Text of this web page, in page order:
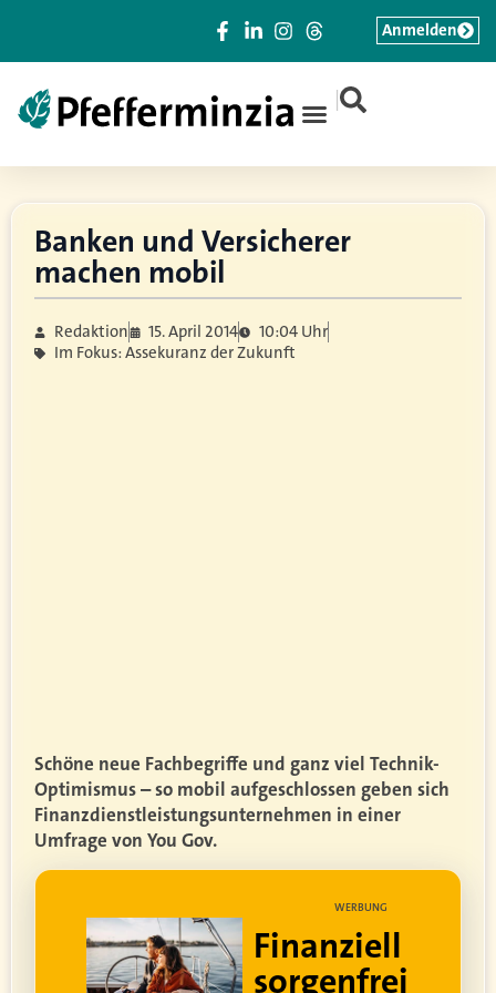
|
Anmelden
Banken und Versicherer
machen mobil
Redaktion 15. April 2014
10:04 Uhr
Im Fokus: Assekuranz der Zukunft
Schöne neue Fachbegriffe und ganz viel Technik-
Optimismus – so mobil aufgeschlossen geben sich
Finanzdienstleistungsunternehmen in einer
Umfrage von You Gov.
WERBUNG
Lebe dein